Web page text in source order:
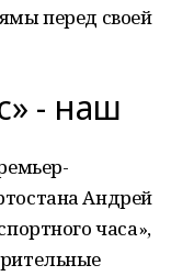
перед своей
- наш
Андрей
часа»,